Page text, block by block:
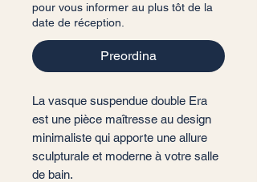
pour vous informer au plus tôt de la
date de réception.
Preordina
La vasque suspendue double Era
est une pièce maîtresse au design
minimaliste qui apporte une allure
sculpturale et moderne à votre salle
de bain.